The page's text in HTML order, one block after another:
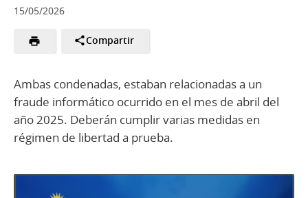
15/05/2026
Compartir
Ambas condenadas, estaban relacionadas a un
fraude informático ocurrido en el mes de abril del
año 2025. Deberán cumplir varias medidas en
régimen de libertad a prueba.